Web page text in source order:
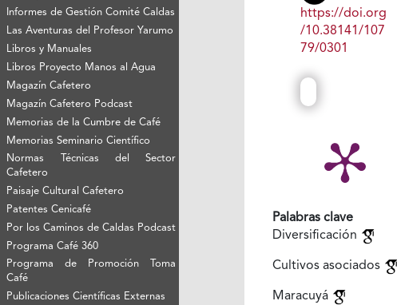
Informes de Gestión Comité Caldas
Las Aventuras del Profesor Yarumo
Libros y Manuales
Libros Proyecto Manos al Agua
Magazín Cafetero
Magazín Cafetero Podcast
Memorias de la Cumbre de Café
Memorias Seminario Científico
Normas Técnicas del Sector
Cafetero
Paisaje Cultural Cafetero
Patentes Cenicafé
Por los Caminos de Caldas Podcast
Programa Café 360
Programa de Promoción Toma
Café
Publicaciones Científicas Externas
https://doi.org
/10.38141/107
79/0301
Palabras clave
Diversificación
Cultivos asociados
Maracuyá